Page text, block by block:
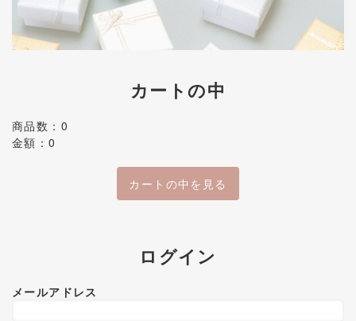
カートの中
商品数：0
金額：0
カートの中を見る
ログイン
メールアドレス